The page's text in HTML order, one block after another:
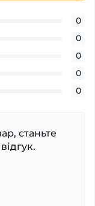
0
0
0
0
0
станьте